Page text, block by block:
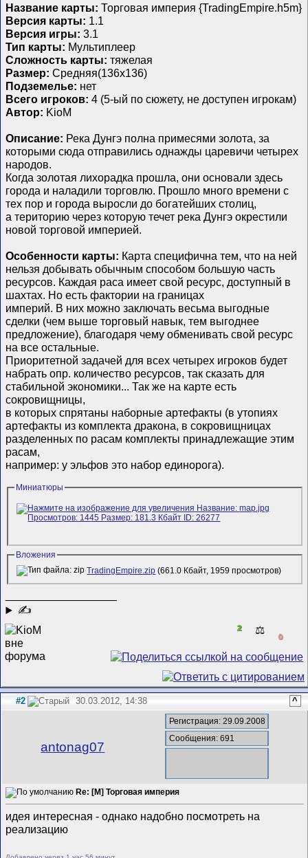
Название карты: Торговая империя {TradingEmpire.h5m}
Версия карты: 1.1
Версия игры: 3.1
Тип карты: Мультиплеер
Сложность карты: тяжелая
Размер: Средняя(136x136)
Подземелье: нет
Всего игроков: 4 (5-ый по сюжету, не доступен игрокам)
Автор: KioM
Описание: Река Дунгэ полна примесями золота, за
которыми сюда отправились однажды царевичи четырех
народов.
Когда золотая лихорадка прошла, они основали здесь
города и наладили торговлю. Прошло много времени с
тех пор и города выросли до богатейших столиц,
а територию через которую течет река Дунгэ окрестили
новой торговой империей.
Особенности карты: Карта специфична тем, что на ней
нельзя добывать обычным способом большую часть
ресурсов. Каждая раса имеет свой ресурс, доступный в
шахтах. Но есть фактории на границах
империй. В них можно заключать весьма выгодные
сделки (чем выше торговый навык, тем выгоднее
предложение), благодаря чему обменивать свой ресурс
на все остальные.
Приоритетной задачей для всех четырех игроков будет
набрать опр. количество ресурсов, так сказать для
стабильной экономики... Так же на карте есть
сокровищницы,
в которых спрятаны наборные артефакты (в утопиях
артефакты из комплекта дракона, в сокровищницах
разделенных по расам комплекты принадлежащие этим
расам,
например: у эльфов это набор единорога).
Миниатюры
Вложения
TradingEmpire.zip (661.0 Кбайт, 1959 просмотров)
✍
2 ⚖️
0
#2 30.03.2012, 14:38 ^
antonag07
Регистрация: 29.09.2008
Сообщения: 691
Re: [M] Торговая империя
идея интересная - однако надобно посмотреть на
реализацию